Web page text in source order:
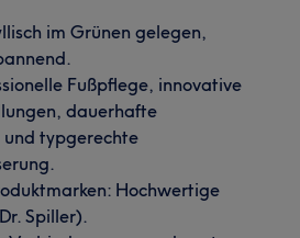
im Grünen gelegen,
Fußpflege, innovative
dauerhafte
typgerechte
Hochwertige
Spiller).